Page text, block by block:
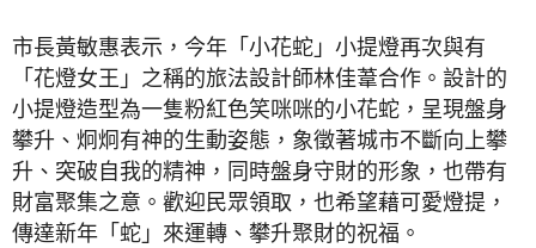
市長黃敏惠表示，今年「小花蛇」小提燈再次與有
「花燈女王」之稱的旅法設計師林佳葦合作。設計的
小提燈造型為一隻粉紅色笑咪咪的小花蛇，呈現盤身
攀升、炯炯有神的生動姿態，象徵著城市不斷向上攀
升、突破自我的精神，同時盤身守財的形象，也帶有
財富聚集之意。歡迎民眾領取，也希望藉可愛燈提，
傳達新年「蛇」來運轉、攀升聚財的祝福。